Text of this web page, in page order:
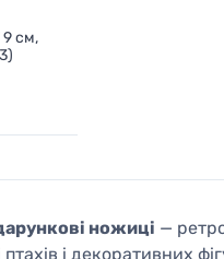
9 см,
ножиці —
і декоративних